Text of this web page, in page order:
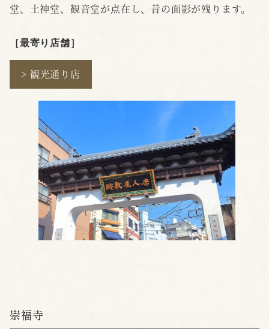
堂、土神堂、観音堂が点在し、昔の面影が残ります。
［最寄り店舗］
> 観光通り店
崇福寺